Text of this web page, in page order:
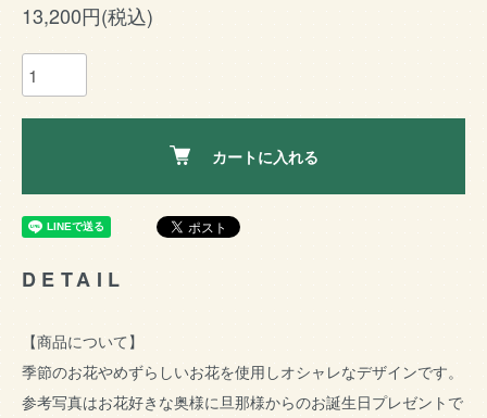
13,200円(税込)
カートに入れる
DETAIL
【商品について】
季節のお花やめずらしいお花を使用しオシャレなデザインです。
参考写真はお花好きな奥様に旦那様からのお誕生日プレゼントで